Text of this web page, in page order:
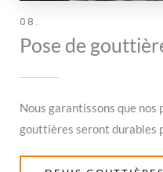
08.
Pose de
Nous garantissons que nos
gouttières seront durables